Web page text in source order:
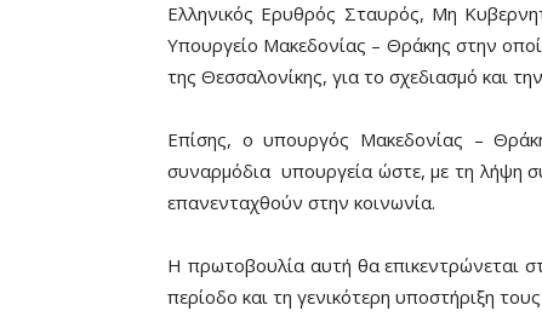
Ελληνικός Ερυθρός Σταυρός, Μη
Υπουργείο Μακεδονίας – Θράκης στην
της Θεσσαλονίκης, για το σχεδιασμό και
Επίσης, ο υπουργός Μακεδονίας –
συναρμόδια υπουργεία ώστε, με τη λήψη
επανενταχθούν στην κοινωνία.
Η πρωτοβουλία αυτή θα επικεντρώνεται
περίοδο και τη γενικότερη υποστήριξη